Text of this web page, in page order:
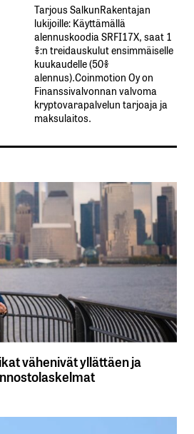
Tarjous SalkunRakentajan
lukijoille: Käyttämällä​ ​
alennuskoodia​ ​SRFI17X,​ ​saat​ ​1
%:n treidauskulut​ ​ensimmäiselle​ ​
kuukaudelle​ ​(50%​ ​
alennus).Coinmotion Oy on
Finanssivalvonnan valvoma
kryptovarapalvelun tarjoaja ja
maksulaitos.
vähenivät yllättäen ja